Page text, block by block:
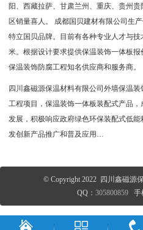
阳、西藏拉萨、甘肃兰州、重庆、贵州
区销量喜人。 成都国贝建材有限公司生
特立国贝品牌。目前有各种专业人才与
米。根据设计要求提供保温装饰一体板
保温装饰防腐工程知名供应商和服务商。
四川鑫磁源保温材料有限公司 外墙保温装
工程项目，保温装饰一体板装配式产品
发展，积极响应政府绿色环保装配式低
发创新产品推广和普及应用…
© Copyright 2022 四川鑫磁源
QQ：305800859 手